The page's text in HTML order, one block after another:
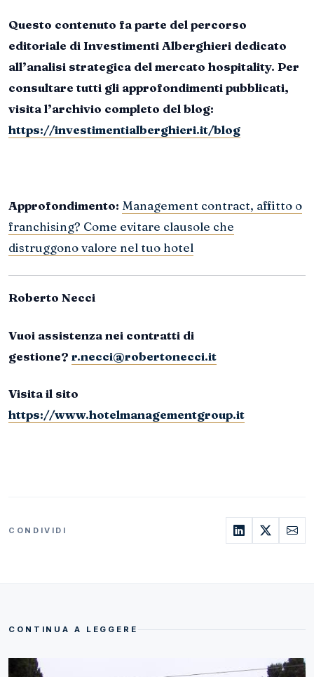
Questo contenuto fa parte del percorso
editoriale di Investimenti Alberghieri dedicato
all’analisi strategica del mercato hospitality. Per
consultare tutti gli approfondimenti pubblicati,
visita l’archivio completo del blog:
https://investimentialberghieri.it/blog
Approfondimento: Management contract, affitto o
franchising? Come evitare clausole che
distruggono valore nel tuo hotel
Roberto Necci
Vuoi assistenza nei contratti di
gestione? r.necci@robertonecci.it
Visita il sito
https://www.hotelmanagementgroup.it
CONDIVIDI
CONTINUA A LEGGERE